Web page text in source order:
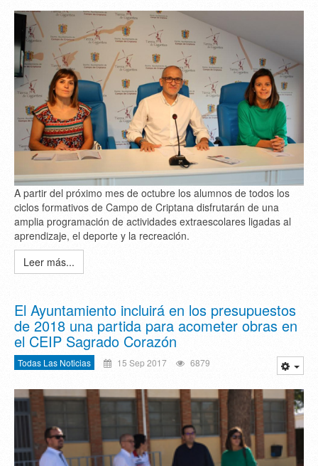
A partir del próximo mes de octubre los alumnos de todos los
ciclos formativos de Campo de Criptana disfrutarán de una
amplia programación de actividades extraescolares ligadas al
aprendizaje, el deporte y la recreación.
Leer más...
El Ayuntamiento incluirá en los presupuestos
de 2018 una partida para acometer obras en
el CEIP Sagrado Corazón
Todas Las Noticias 15 Sep 2017 6879